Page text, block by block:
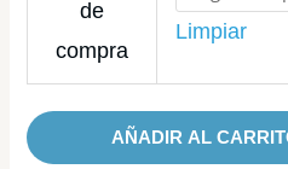
de
compra
Limpiar
AÑADIR AL